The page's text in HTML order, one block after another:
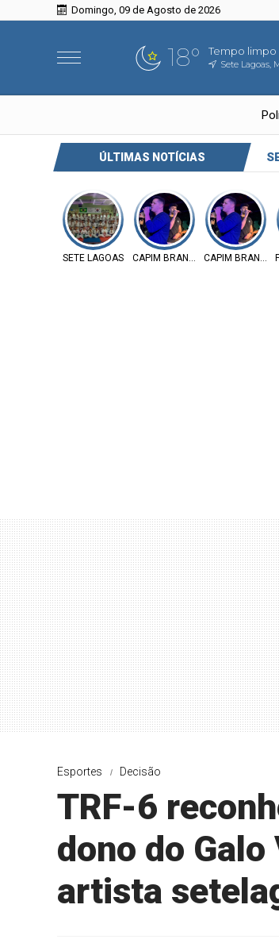
Domingo, 09 de Agosto de 2026
18° Tempo limpo
Sete Lagoas,
ÚLTIMAS NOTÍCIAS
SETE LAGOAS CAPIM BRANCO CAPIM BRANCO
Esportes Decisão
TRF-6
dono do
artista